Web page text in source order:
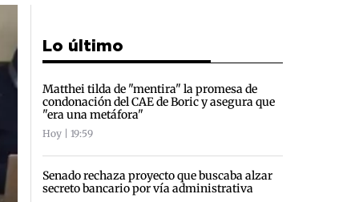
Lo último
Matthei tilda de "mentira" la promesa de
condonación del CAE de Boric y asegura que
"era una metáfora"
Hoy | 19:59
Senado rechaza proyecto que buscaba alzar
secreto bancario por vía administrativa